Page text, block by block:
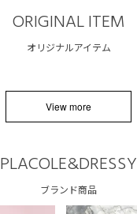
ORIGINAL ITEM
オリジナルアイテム
View more
PLACOLE&DRESSY
ブランド商品